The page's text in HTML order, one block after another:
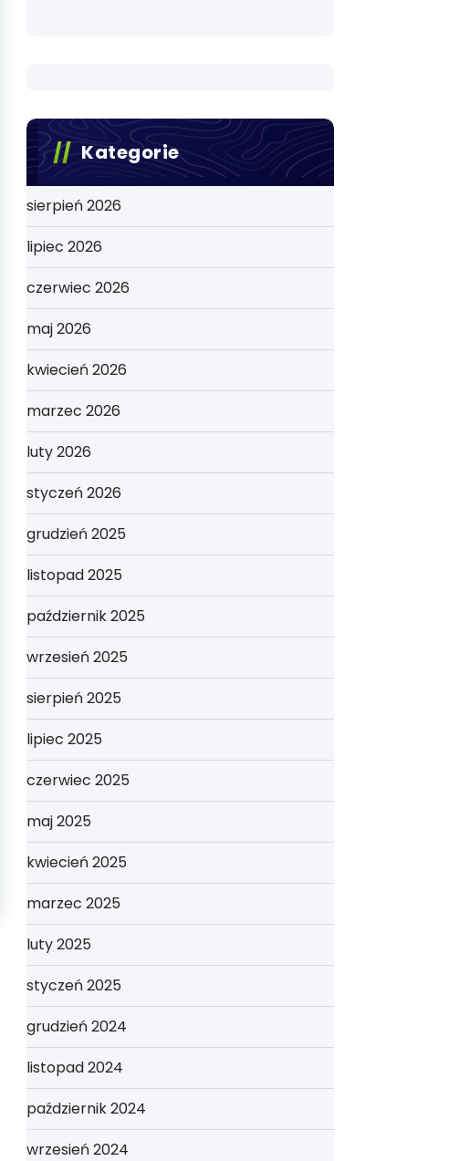
Kategorie
sierpień 2026
lipiec 2026
czerwiec 2026
maj 2026
kwiecień 2026
marzec 2026
luty 2026
styczeń 2026
grudzień 2025
listopad 2025
październik 2025
wrzesień 2025
sierpień 2025
lipiec 2025
czerwiec 2025
maj 2025
kwiecień 2025
marzec 2025
luty 2025
styczeń 2025
grudzień 2024
listopad 2024
październik 2024
wrzesień 2024